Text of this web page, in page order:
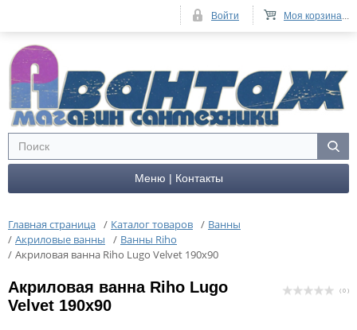
Меню | Контакты
Главная страница / Каталог товаров / Ванны
/ Акриловые ванны / Ванны Riho
/ Акриловая ванна Riho Lugo Velvet 190x90
Акриловая ванна Riho Lugo
Velvet 190x90
( 0 )
Моя корзина...
Войти